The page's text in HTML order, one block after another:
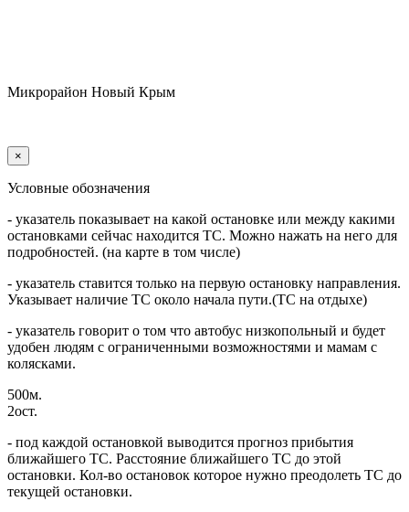
Микрорайон Новый Крым
×
Условные обозначения
- указатель показывает на какой остановке или между какими
остановками сейчас находится ТС. Можно нажать на него для
подробностей. (на карте в том числе)
- указатель ставится только на первую остановку направления.
Указывает наличие ТС около начала пути.(ТС на отдыхе)
- указатель говорит о том что автобус низкопольный и будет
удобен людям с ограниченными возможностями и мамам с
колясками.
500м.
2ост.
- под каждой остановкой выводится прогноз прибытия
ближайшего ТС. Расстояние ближайшего ТС до этой
остановки. Кол-во остановок которое нужно преодолеть ТС до
текущей остановки.